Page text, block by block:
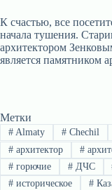
К счастью, все
начала тушения.
архитектором
является памятником
Метки
#Almaty #Chechil
#архитектор #
#горючие #ДЧС
#историческое #